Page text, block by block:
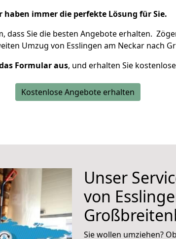
haben immer die perfekte Lösung für Sie.
dass Sie die besten Angebote erhalten.
Umzug von Esslingen am Neckar nach
Formular aus, und erhalten Sie
Kostenlose Angebote erhalten
Unser
von
Sie wollen umziehen?